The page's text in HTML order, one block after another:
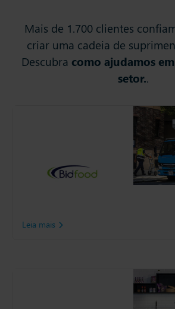
Mais de 1.700 clientes
criar uma cadeia de
Descubra como ajudamos
setor..
planejamento da cadeia de
suprimentos da Slimstock
Leia mais